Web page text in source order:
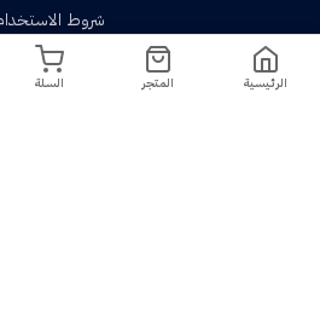
شروط
سياسة
سياسة الإستبدال
الرئيسية المتجر السلة